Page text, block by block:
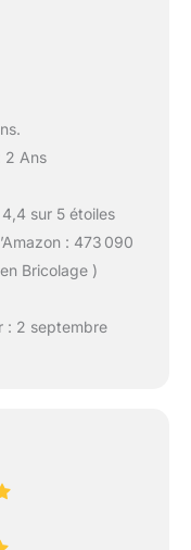
2 Ans
sur 5 étoiles
: 473 090
Bricolage )
: 2 septembre